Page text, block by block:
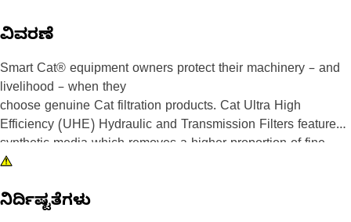
ವಿವರಣೆ
Smart Cat® equipment owners protect their machinery – and
livelihood – when they
choose genuine Cat filtration products. Cat Ultra High
Efficiency (UHE) Hydraulic and Transmission Filters feature
synthetic media which removes a higher proportion of fine
particles for optimum contamination control in the most severe
ನಿರ್ದಿಷ್ಟತೆಗಳು